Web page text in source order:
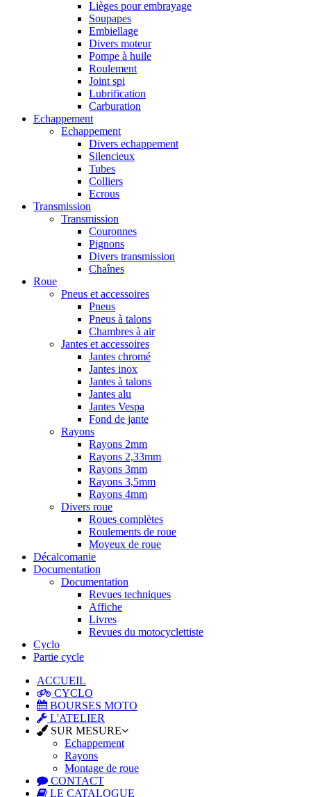
Lièges pour embrayage
Soupapes
Embiellage
Divers moteur
Pompe à huile
Roulement
Joint spi
Lubrification
Carburation
Echappement
Echappement
Divers echappement
Silencieux
Tubes
Colliers
Ecrous
Transmission
Transmission
Couronnes
Pignons
Divers transmission
Chaînes
Roue
Pneus et accessoires
Pneus
Pneus à talons
Chambres à air
Jantes et accessoires
Jantes chromé
Jantes inox
Jantes à talons
Jantes alu
Jantes Vespa
Fond de jante
Rayons
Rayons 2mm
Rayons 2,33mm
Rayons 3mm
Rayons 3,5mm
Rayons 4mm
Divers roue
Roues complètes
Roulements de roue
Moyeux de roue
Décalcomanie
Documentation
Documentation
Revues techniques
Affiche
Livres
Revues du motocyclettiste
Cyclo
Partie cycle
ACCUEIL
CYCLO
BOURSES MOTO
L'ATELIER
SUR MESURE
Echappement
Rayons
Montage de roue
CONTACT
LE CATALOGUE